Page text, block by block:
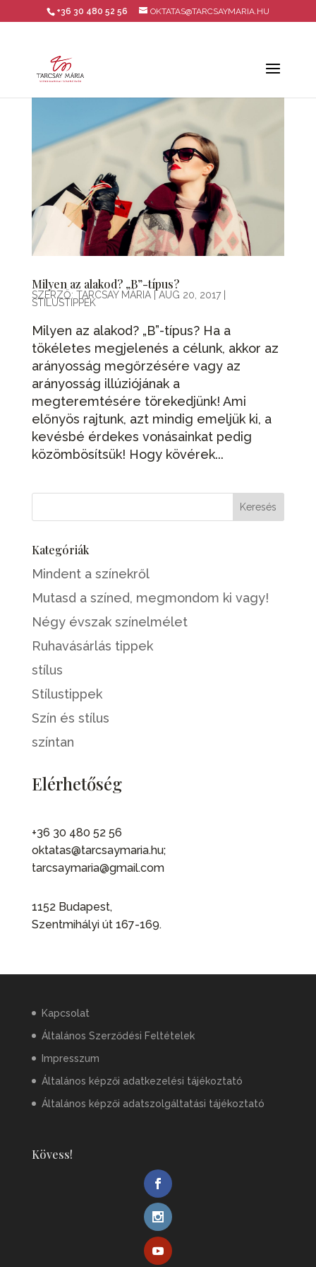
+36 30 480 52 56 OKTATAS@TARCSAYMARIA.HU
Milyen az alakod? „B”-típus?
SZERZŐ: TARCSAY MÁRIA| AUG 20, 2017|
STÍLUSTIPPEK
Milyen az alakod? „B”-típus? Ha a
tökéletes megjelenés a célunk, akkor az
arányosság megőrzésére vagy az
arányosság illúziójának a
megteremtésére törekedjünk! Ami
előnyös rajtunk, azt mindig emeljük ki, a
kevésbé érdekes vonásainkat pedig
közömbösítsük! Hogy kövérek...
Kategóriák
Mindent a színekről
Mutasd a színed, megmondom ki vagy!
Négy évszak színelmélet
Ruhavásárlás tippek
stílus
Stílustippek
Szín és stílus
színtan
Elérhetőség
+36 30 480 52 56
oktatas@tarcsaymaria.hu;
tarcsaymaria@gmail.com
1152 Budapest,
Szentmihályi út 167-169.
Kapcsolat
Általános Szerződési Feltételek
Impresszum
Általános képzői adatkezelési tájékoztató
Általános képzői adatszolgáltatási tájékoztató
Kövess!